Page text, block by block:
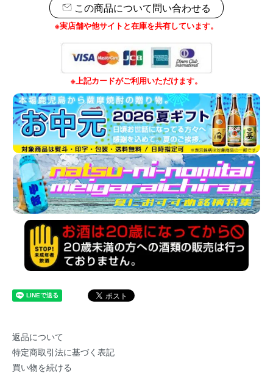
この商品について問い合わせる
※実店舗や他サイトと在庫を共有しています。
※上記カードがご利用いただけます。
返品について
特定商取引法に基づく表記
買い物を続ける